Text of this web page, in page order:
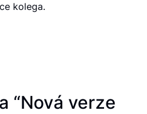
kolega.
“Nová verze